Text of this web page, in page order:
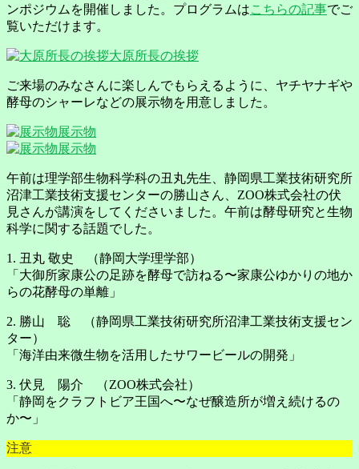
ンポジウムを開催しました。プログラムはこちらの記事でご
覧いただけます。
大原所長の挨拶
ご来場のみなさんに楽しんでもらえるように、ヤチヤナギや
酵母のシャーレなどの展示物を用意しました。
展示物
展示物
午前は理学部生物科学科の丑丸先生、静岡県工業技術研究所
沼津工業技術支援センターの勝山さん、ZOO株式会社の伏
見さんが講演をしてくださいました。午前は酵母研究と生物
科学に関する話題でした。
1. 丑丸 敬史 （静岡大学理学部）
「大御所家康公の足跡を酵母で訪ねる〜家康公ゆかりの地か
らの花酵母の単離」
2. 勝山 聡 （静岡県工業技術研究所沼津工業技術支援セン
ター）
「海洋由来微生物を活用したサワービールの開発」
3. 伏見 陽介 （ZOO株式会社）
「静岡をクラフトビア王国へ〜なぜ醸造所が増え続けるの
か〜」
注意